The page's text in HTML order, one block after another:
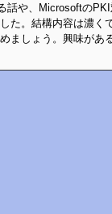
話や、Microsoftの
た。結構内容は濃く
ましょう。興味があ